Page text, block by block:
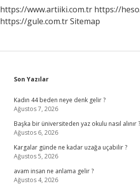
https://www.artiiki.com.tr https://
https://gule.com.trSitemap
Sidebar
Son Yazılar
Kadın 44 beden neye denk gelir ?
Ağustos 7, 2026
Başka bir üniversiteden yaz okulu nasıl alınır ?
Ağustos 6, 2026
Kargalar günde ne kadar uzağa uçabilir ?
Ağustos 5, 2026
avam insan ne anlama gelir ?
Ağustos 4, 2026